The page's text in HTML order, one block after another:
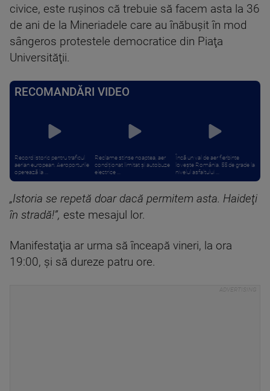
civice, este ruşinos că trebuie să facem asta la 36
de ani de la Mineriadele care au înăbuşit în mod
sângeros protestele democratice din Piaţa
Universităţii.
RECOMANDĂRI VIDEO
Record istoric pentru traficul
aerian european. Aeroporturile
operează la ...
Reclame stinse noaptea, aer
condiționat limitat și autobuze
electrice ...
Încă un val de aer fierbinte
lovește România. 55 de grade la
nivelul asfaltului ...
„Istoria se repetă doar dacă permitem asta. Haideţi
în stradă!”, este mesajul lor.
Manifestaţia ar urma să înceapă vineri, la ora
19:00, şi să dureze patru ore.